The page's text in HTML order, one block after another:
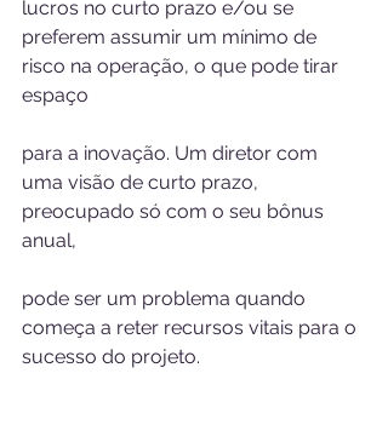
lucros no curto prazo e/ou se
preferem assumir um mínimo de
risco na operação, o que pode tirar
espaço
para a inovação. Um diretor com
uma visão de curto prazo,
preocupado só com o seu bônus
anual,
pode ser um problema quando
começa a reter recursos vitais para o
sucesso do projeto.